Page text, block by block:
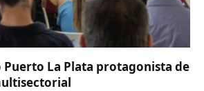
Puerto La Plata protagonista de